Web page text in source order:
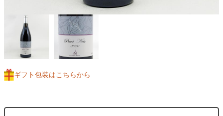
ギフト包装はこちらから